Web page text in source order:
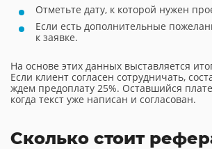
Отметьте дату, к которой нужен
Если есть дополнительные
к заявке.
На основе этих данных выставляется
Если клиент согласен сотрудничать,
ждем предоплату 25%. Оставшийся
когда текст уже написан и согласован.
Сколько стоит